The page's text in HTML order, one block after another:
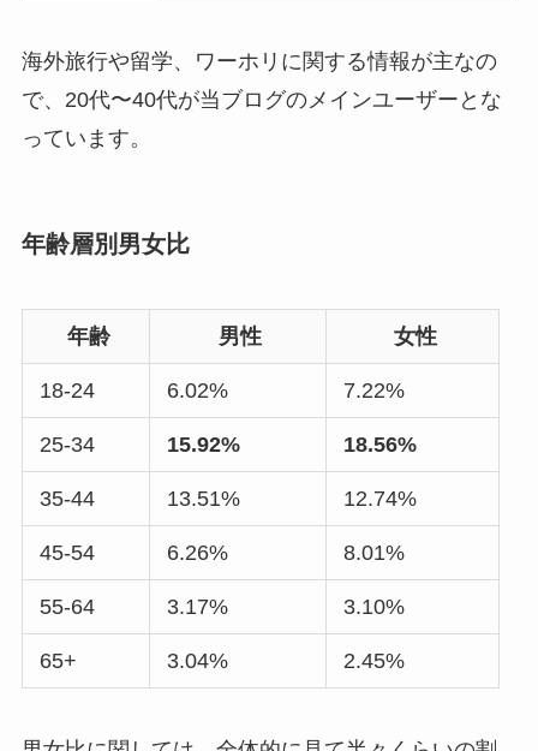
海外旅行や留学、ワーホリに関する情報が主なの
で、20代〜40代が当ブログのメインユーザーとな
っています。
年齢層別男女比
年齢 男性 女性
18-24 6.02% 7.22%
25-34 15.92% 18.56%
35-44 13.51% 12.74%
45-54 6.26% 8.01%
55-64 3.17% 3.10%
65+ 3.04% 2.45%